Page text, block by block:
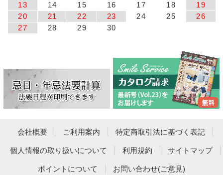
13
14 15 16 17 18
19
20
21 22 23 24 25
26
27
28 29 30
会社概要 ご利用案内 特定商取引法に基づく表記
個人情報の取り扱いについて 利用規約 サイトマップ
ポイントについて お問い合わせ(ご意見)